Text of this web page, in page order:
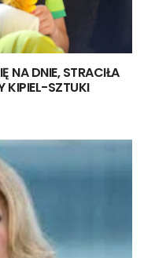
NA DNIE, STRACIŁA
KIPIEL-SZTUKI